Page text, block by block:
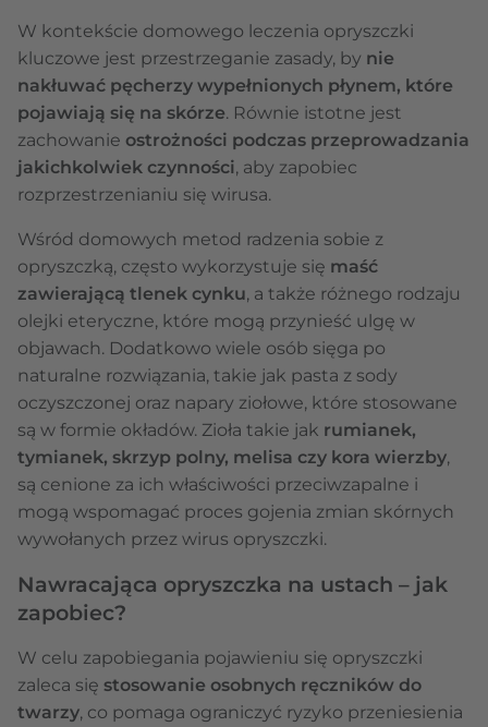
W kontekście domowego leczenia opryszczki
kluczowe jest przestrzeganie zasady, by nie
nakłuwać pęcherzy wypełnionych płynem, które
pojawiają się na skórze. Równie istotne jest
zachowanie ostrożności podczas przeprowadzania
jakichkolwiek czynności, aby zapobiec
rozprzestrzenianiu się wirusa.
Wśród domowych metod radzenia sobie z
opryszczką, często wykorzystuje się maść
zawierającą tlenek cynku, a także różnego rodzaju
olejki eteryczne, które mogą przynieść ulgę w
objawach. Dodatkowo wiele osób sięga po
naturalne rozwiązania, takie jak pasta z sody
oczyszczonej oraz napary ziołowe, które stosowane
są w formie okładów. Zioła takie jak rumianek,
tymianek, skrzyp polny, melisa czy kora wierzby,
są cenione za ich właściwości przeciwzapalne i
mogą wspomagać proces gojenia zmian skórnych
wywołanych przez wirus opryszczki.
Nawracająca opryszczka na ustach – jak
zapobiec?
W celu zapobiegania pojawieniu się opryszczki
zaleca się stosowanie osobnych ręczników do
twarzy, co pomaga ograniczyć ryzyko przeniesienia